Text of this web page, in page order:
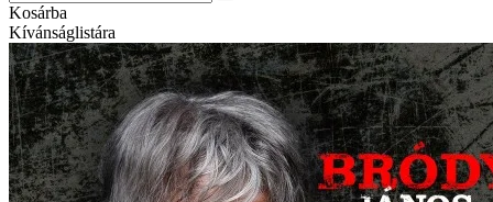
Kosárba
Kívánságlistára